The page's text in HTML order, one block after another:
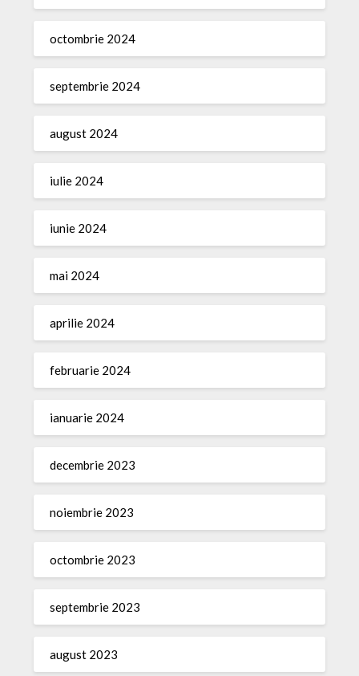
octombrie 2024
septembrie 2024
august 2024
iulie 2024
iunie 2024
mai 2024
aprilie 2024
februarie 2024
ianuarie 2024
decembrie 2023
noiembrie 2023
octombrie 2023
septembrie 2023
august 2023